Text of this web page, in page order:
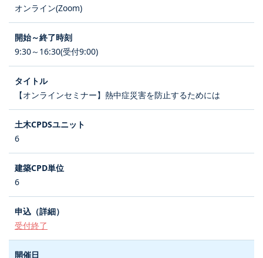
オンライン(Zoom)
9:30～16:30(受付9:00)
【オンラインセミナー】熱中症災害を防止するためには
6
6
受付終了